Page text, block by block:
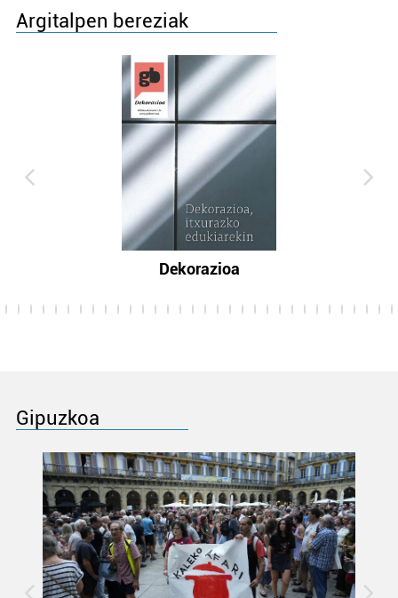
Argitalpen bereziak
Dekorazioa
Gipuzkoa